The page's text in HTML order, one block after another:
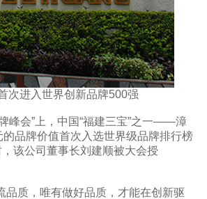
次进入世界创新品牌500强
会”上，中国“福建三宝”之一——漳
品牌价值首次入选世界级品牌排行榜
该公司董事长刘建顺被大会授
质，唯有做好品质，才能在创新驱